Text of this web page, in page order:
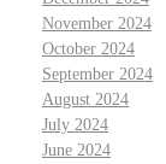
November 2024
October 2024
September 2024
August 2024
July 2024
June 2024